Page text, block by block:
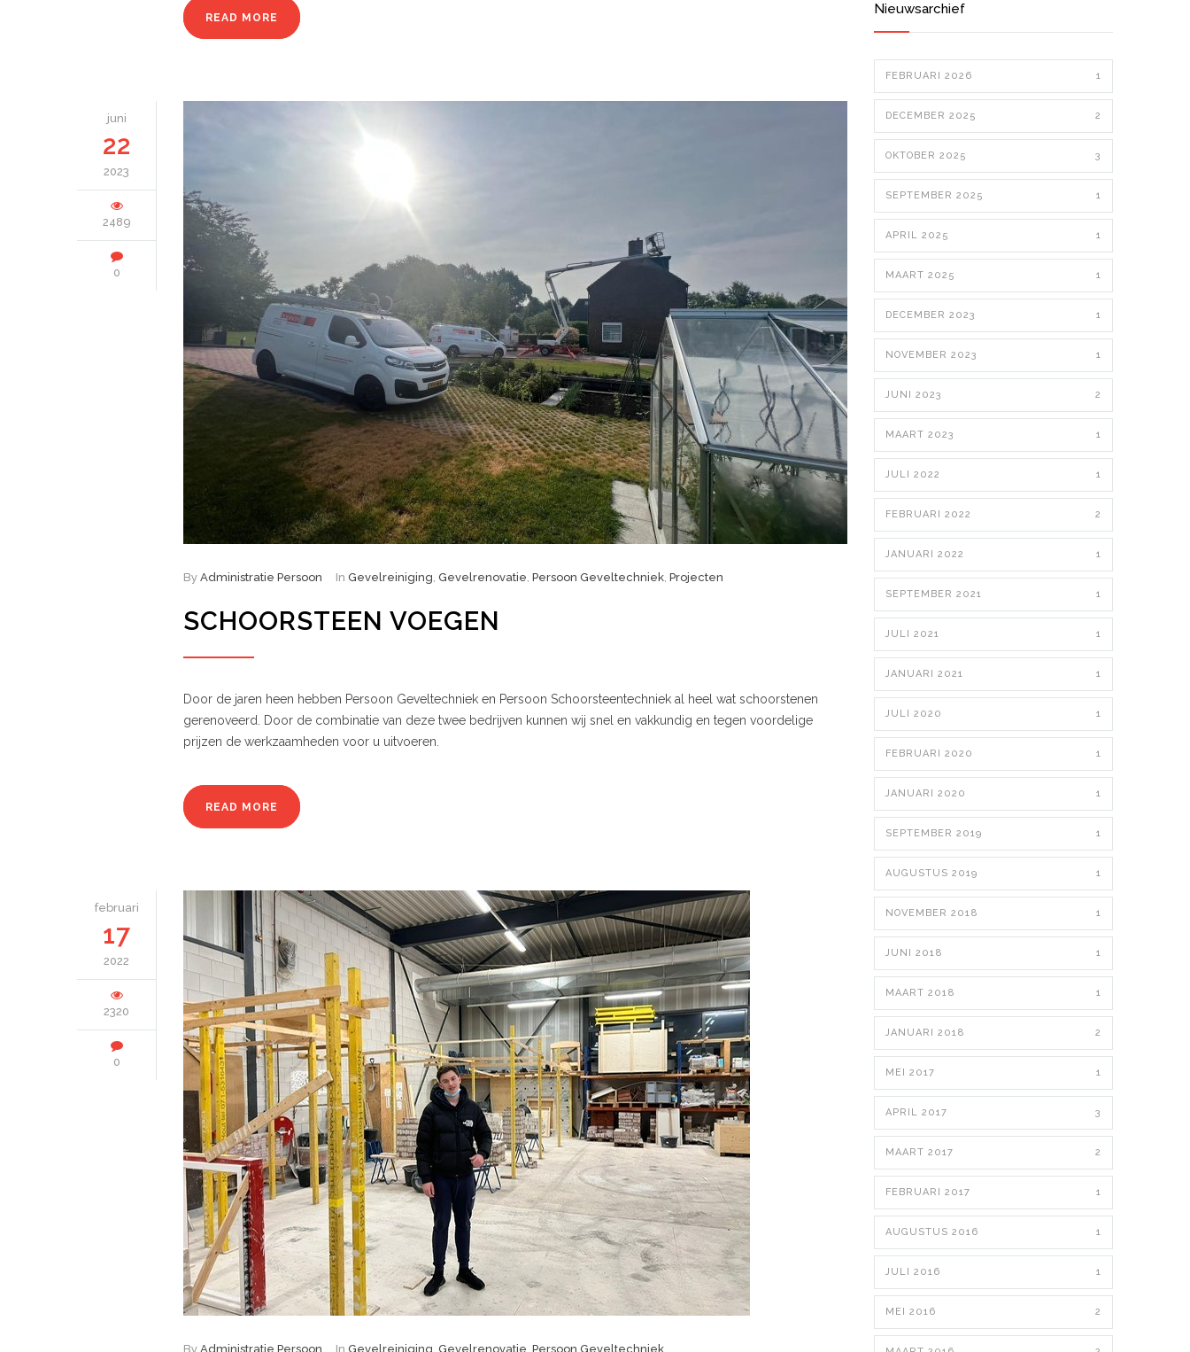
READ MORE
juni
22
2023
2489
0
By Administratie Persoon In Gevelreiniging, Gevelrenovatie, Persoon Geveltechniek, Projecten
SCHOORSTEEN VOEGEN
Door de jaren heen hebben Persoon Geveltechniek en Persoon Schoorsteentechniek al heel wat schoorstenen
gerenoveerd. Door de combinatie van deze twee bedrijven kunnen wij snel en vakkundig en tegen voordelige
prijzen de werkzaamheden voor u uitvoeren.
READ MORE
februari
17
2022
2320
0
By Administratie Persoon In Gevelreiniging Gevelrenovatie Persoon Geveltechniek
Nieuwsarchief
FEBRUARI 2026 1
DECEMBER 2025 2
OKTOBER 2025 3
SEPTEMBER 2025 1
APRIL 2025 1
MAART 2025 1
DECEMBER 2023 1
NOVEMBER 2023 1
JUNI 2023 2
MAART 2023 1
JULI 2022 1
FEBRUARI 2022 2
JANUARI 2022 1
SEPTEMBER 2021 1
JULI 2021 1
JANUARI 2021 1
JULI 2020 1
FEBRUARI 2020 1
JANUARI 2020 1
SEPTEMBER 2019 1
AUGUSTUS 2019 1
NOVEMBER 2018 1
JUNI 2018 1
MAART 2018 1
JANUARI 2018 2
MEI 2017 1
APRIL 2017 3
MAART 2017 2
FEBRUARI 2017 1
AUGUSTUS 2016 1
JULI 2016 1
MEI 2016 2